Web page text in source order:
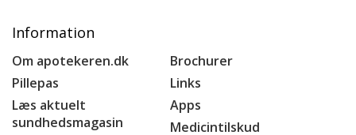
Information
Om apotekeren.dk
Pillepas
Læs aktuelt
sundhedsmagasin
Brochurer
Links
Apps
Medicintilskud